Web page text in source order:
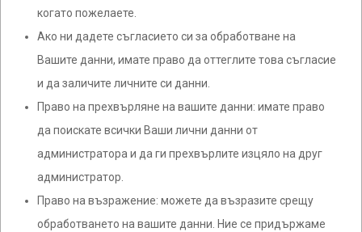
когато пожелаете.
Ако ни дадете съгласието си за обработване на
Вашите данни, имате право да оттеглите това съгласие
и да заличите личните си данни.
Право на прехвърляне на вашите данни: имате право
да поискате всички Ваши лични данни от
администратора и да ги прехвърлите изцяло на друг
администратор.
Право на възражение: можете да възразите срещу
обработването на вашите данни. Ние се придържаме